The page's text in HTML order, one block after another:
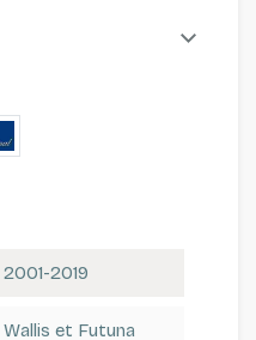
2001-2019
Wallis et Futuna